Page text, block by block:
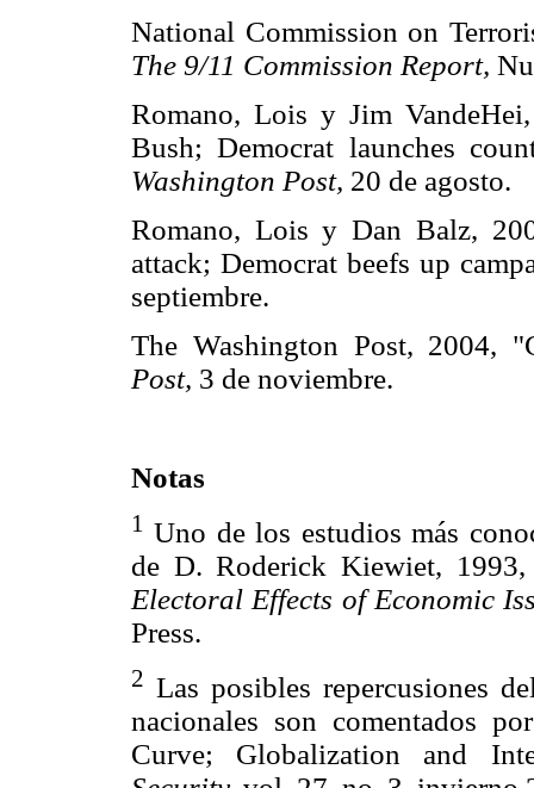
National Commission on
The 9/11 Commission Report,
Romano, Lois y Jim
Bush; Democrat launches
Washington Post, 20 de agosto.
Romano, Lois y Dan Balz,
attack; Democrat beefs up
septiembre.
The Washington Post, 2004,
Post, 3 de noviembre.
Notas
1 Uno de los estudios más
de D. Roderick Kiewiet,
Electoral Effects of Economic
Press.
2 Las posibles repercusiones
nacionales son comentados
Curve; Globalization and